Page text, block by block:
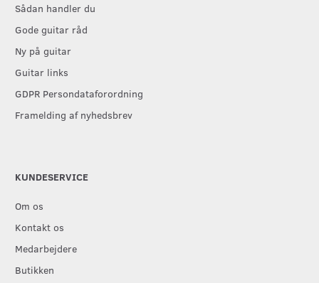
Sådan handler du
Gode guitar råd
Ny på guitar
Guitar links
GDPR Persondataforordning
Framelding af nyhedsbrev
KUNDESERVICE
Om os
Kontakt os
Medarbejdere
Butikken